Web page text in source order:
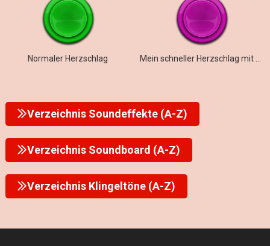
Normaler Herzschlag
Verzeichnis Soundeffekte (A-Z)
Verzeichnis Soundboard (A-Z)
Verzeichnis Klingeltöne (A-Z)